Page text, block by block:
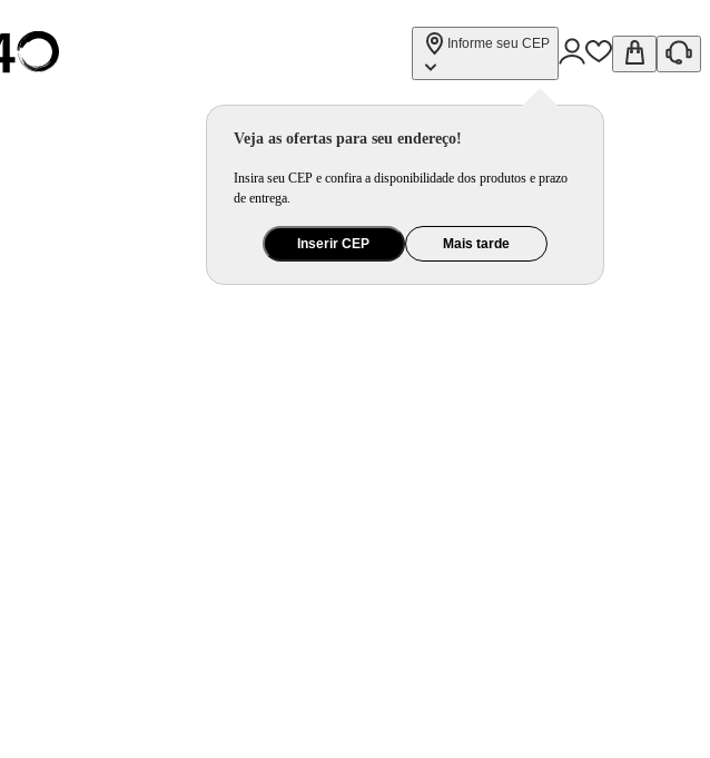
Informe seu CEP
Veja as ofertas para seu endereço!
Insira seu CEP e confira a disponibilidade dos produtos e prazo
de entrega.
Inserir CEP Mais tarde